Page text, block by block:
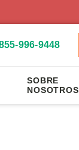
996-9448
SOBRE
NOSOTROS